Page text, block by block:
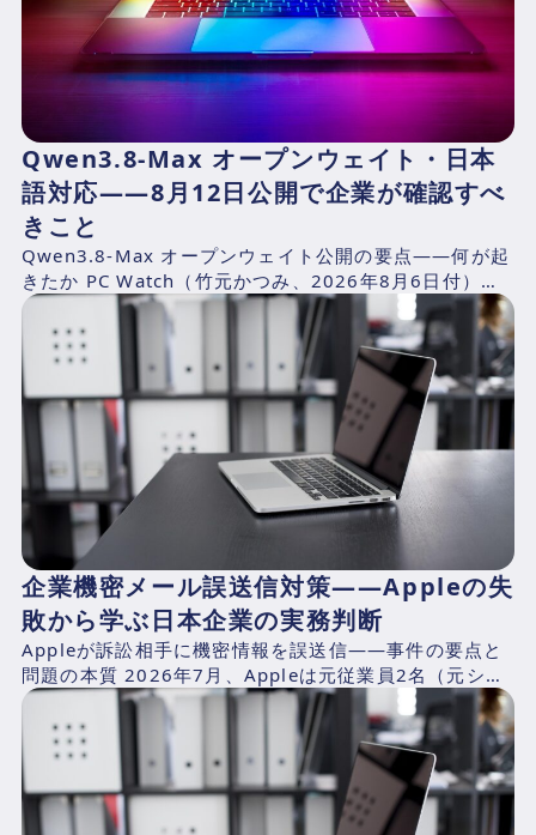
Qwen3.8-Max オープンウェイト・日本
語対応——8月12日公開で企業が確認すべ
きこと
Qwen3.8-Max オープンウェイト公開の要点——何が起
きたか PC Watch（竹元かつみ、2026年8月6日付）の
報道によれば、AlibabaのQwen...
企業機密メール誤送信対策——Appleの失
敗から学ぶ日本企業の実務判断
Appleが訴訟相手に機密情報を誤送信——事件の要点と
問題の本質 2026年7月、Appleは元従業員2名（元シニ
アシステムズエンジニアのChang Liuおよ...